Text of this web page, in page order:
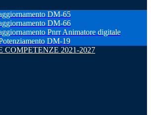
DM-65
DM-66
Pnrr Animatore digitale
DM-19
COMPETENZE 2021-2027